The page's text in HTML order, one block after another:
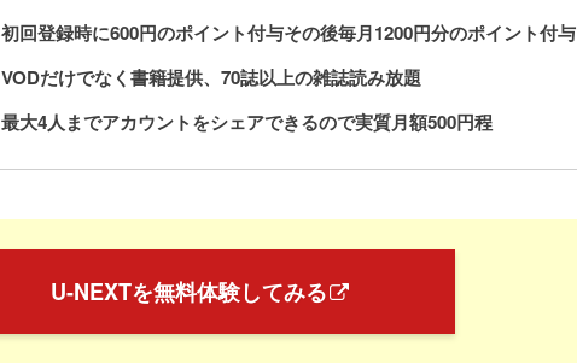
初回登録時に600円のポイント付与その後毎月1200円分のポイント付与
VODだけでなく書籍提供、70誌以上の雑誌読み放題
最大4人までアカウントをシェアできるので実質月額500円程
U-NEXTを無料体験してみる